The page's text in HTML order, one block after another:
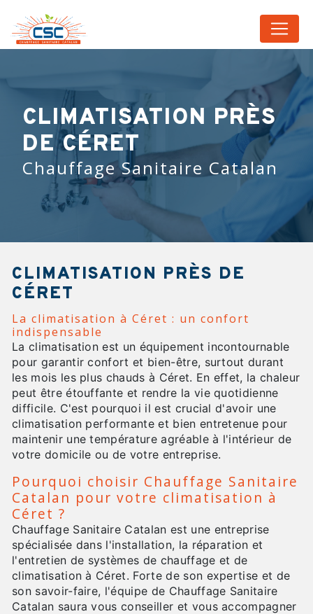
CLIMATISATION PRÈS
DE CÉRET
Chauffage Sanitaire Catalan
CLIMATISATION PRÈS DE
CÉRET
La climatisation à Céret : un confort
indispensable
La climatisation est un équipement incontournable
pour garantir confort et bien-être, surtout durant
les mois les plus chauds à Céret. En effet, la chaleur
peut être étouffante et rendre la vie quotidienne
difficile. C'est pourquoi il est crucial d'avoir une
climatisation performante et bien entretenue pour
maintenir une température agréable à l'intérieur de
votre domicile ou de votre entreprise.
Pourquoi choisir Chauffage Sanitaire
Catalan pour votre climatisation à
Céret ?
Chauffage Sanitaire Catalan est une entreprise
spécialisée dans l'installation, la réparation et
l'entretien de systèmes de chauffage et de
climatisation à Céret. Forte de son expertise et de
son savoir-faire, l'équipe de Chauffage Sanitaire
Catalan saura vous conseiller et vous accompagner